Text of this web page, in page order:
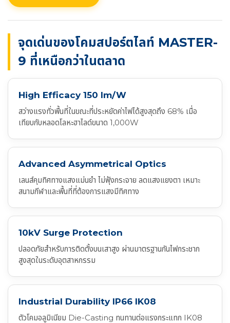
จุดเด่นของโคมสปอร์ตไลท์ MASTER-
9 ที่เหนือกว่าในตลาด
High Efficacy 150 lm/W
สว่างแรงทั่วพื้นที่ในขณะที่ประหยัดค่าไฟได้สูงสุดถึง 68% เมื่อ
เทียบกับหลอดโลหะฮาไลด์ขนาด 1,000W
Advanced Asymmetrical Optics
เลนส์คุมทิศทางแสงแม่นยำ ไม่ฟุ้งกระจาย ลดแสงแยงตา เหมาะ
สนามกีฬาและพื้นที่ที่ต้องการแสงมีทิศทาง
10kV Surge Protection
ปลอดภัยสำหรับการติดตั้งบนเสาสูง ผ่านมาตรฐานกันไฟกระชาก
สูงสุดในระดับอุตสาหกรรม
Industrial Durability IP66 IK08
ตัวโคมอลูมิเนียม Die-Casting ทนทานต่อแรงกระแทก IK08